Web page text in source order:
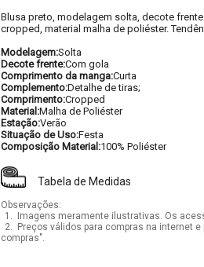
Blusa preto, modelagem solta, decote
cropped, material malha de poliéster.
Modelagem:Solta
Decote frente:Com gola
Comprimento da manga:Curta
Complemento:Detalhe de tiras;
Comprimento:Cropped
Material:Malha de Poliéster
Estação:Verão
Situação de Uso:Festa
Composição Material:100% Poliéster
Tabela de Medidas
Observações:
1.
Imagens meramente ilustrativas. Os
2.
Preços válidos para compras na internet
compras".